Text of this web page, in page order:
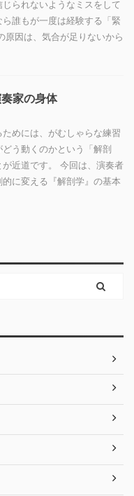
られないようなミスをして
誰もが一度は経験する「緊
原因は、気合が足りないから
家の身体
めには、がむしゃらな練習
う動くのかという「解剖
近道です。 今回は、演奏者
に変える『解剖学』の基本